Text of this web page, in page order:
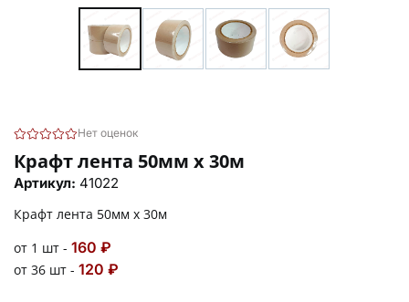
Нет оценок
Крафт лента 50мм х 30м
Артикул: 41022
Крафт лента 50мм х 30м
от 1 шт - 160 ₽
от 36 шт - 120 ₽